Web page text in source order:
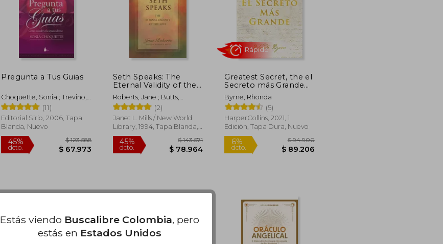
6%
dcto.
45% $ 91.501
$ 50.325
Pregunta a Tus Guias
Choquette, Sonia ; Trevino,
Julia Fernandez
(11)
Editorial Sirio, 2006, Tapa
Blanda, Nuevo
Seth Speaks: The
Eternal Validity of the
Soul (en Inglés)
Roberts, Jane ; Butts,
Robert F.
(2)
Janet L. Mills / New World
Library, 1994, Tapa Blanda,
Nuevo
Greatest Secret, the el
Secreto más Grande
(Spanish Edition) (The
Secret)
Byrne, Rhonda
(5)
HarperCollins, 2021, 1
Edición, Tapa Dura, Nuevo
Rápido
Estás viendo Buscalibre Colombia, pero
estás en Estados Unidos